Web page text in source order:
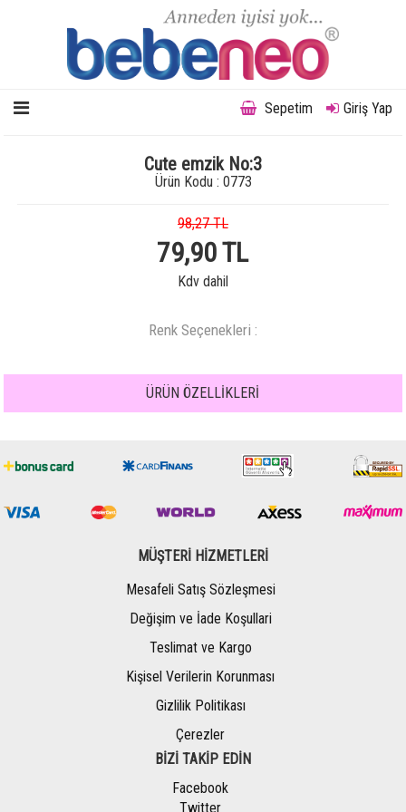
Giriş Yap
Sepetim
Cute emzik No:3
Ürün Kodu : 0773
98,27 TL
79,90 TL
Kdv dahil
Renk Seçenekleri :
ÜRÜN ÖZELLİKLERİ
MÜŞTERİ HİZMETLERİ
Mesafeli Satış Sözleşmesi
Değişim ve İade Koşullari
Teslimat ve Kargo
Kişisel Verilerin Korunması
Gizlilik Politikası
Çerezler
BİZİ TAKİP EDİN
Facebook
Twitter